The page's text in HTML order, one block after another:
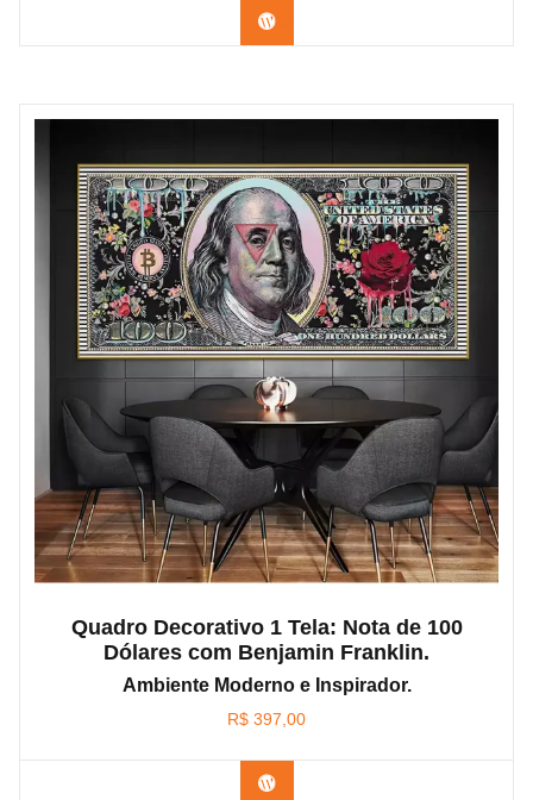
Confira os modelos
Quadro Decorativo 1 Tela: Nota de 100
Dólares com Benjamin Franklin.
Ambiente Moderno e Inspirador.
R$ 397,00
Confira os modelos